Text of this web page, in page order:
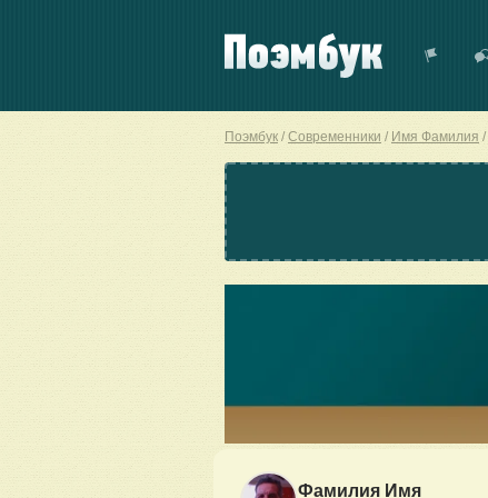
Поэмбук Современники Имя Фамилия
Фамилия Имя